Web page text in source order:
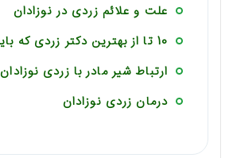
علت و علائم زردی در نوزادان
10 تا از بهترین دکتر زردی که باید بشناسید!!
ارتباط شیر مادر با زردی نوزادان
درمان زردی نوزادان